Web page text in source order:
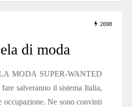
2698
di moda
MODA SUPER-WANTED
salveranno il sistema Italia,
occupazione. Ne sono convinti